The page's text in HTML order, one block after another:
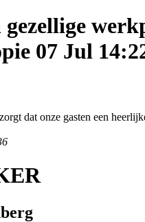
gezellige
07 Jul
dat onze gasten een